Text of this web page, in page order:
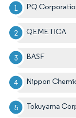
PQ
QEMETICA
BASF
Nippon
Tokuyama